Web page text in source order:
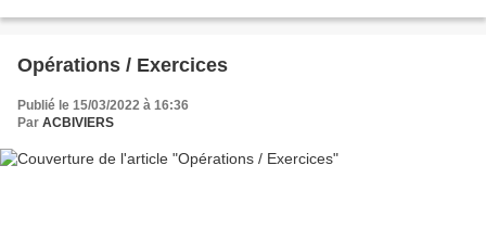
Opérations / Exercices
Publié le 15/03/2022 à 16:36
Par ACBIVIERS